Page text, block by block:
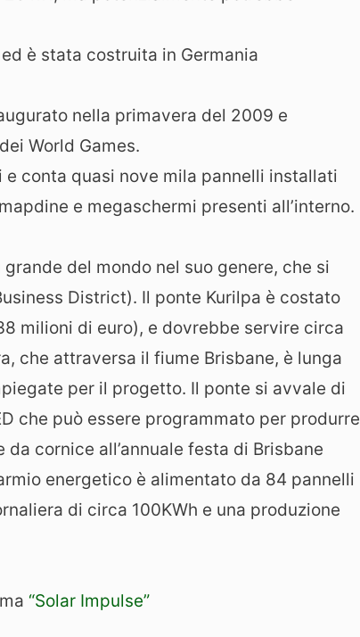
è stata costruita in Germania
nella primavera del 2009 e
World Games.
conta quasi nove mila pannelli installati
e megaschermi presenti all’interno.
del mondo nel suo genere, che si
District). Il ponte Kurilpa è costato
milioni di euro), e dovrebbe servire circa
che attraversa il fiume Brisbane, è lunga
per il progetto. Il ponte si avvale di
che può essere programmato per produrre
cornice all’annuale festa di Brisbane
energetico è alimentato da 84 pannelli
di circa 100KWh e una produzione
“Solar Impulse”